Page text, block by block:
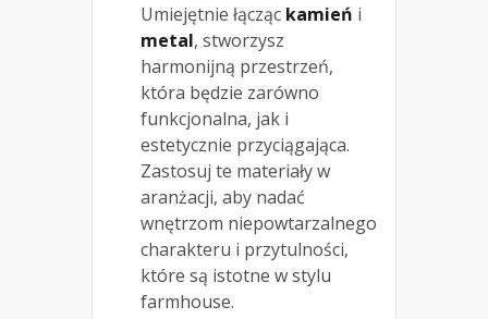
Umiejętnie łącząc kamień i
metal, stworzysz
harmonijną przestrzeń,
która będzie zarówno
funkcjonalna, jak i
estetycznie przyciągająca.
Zastosuj te materiały w
aranżacji, aby nadać
wnętrzom niepowtarzalnego
charakteru i przytulności,
które są istotne w stylu
farmhouse.